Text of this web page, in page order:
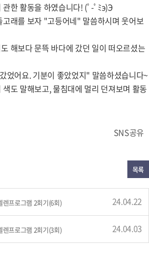
한 활동을 하였습니다! (ﾟ-ﾟﾐэ)Э
래를 보자 "고등어네" 말씀하시며 웃어보
해보다 문뜩 바다에 갔던 일이 떠오르셨는
었어요. 기분이 좋았었지" 말씀하셨습니다~
도 말해보고, 물침대에 멀리 던져보며 활동
SNS공유
목록
렌프로그램 2회기(6회) 24.04.22
렌프로그램 2회기(3회) 24.04.03